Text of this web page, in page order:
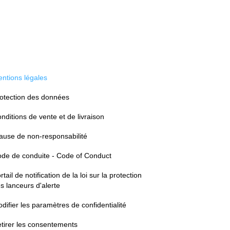
légales
des données
de vente et de livraison
de non-responsabilité
de conduite - Code of Conduct
de notification de la loi sur la protection
lanceurs d'alerte
les paramètres de confidentialité
les consentements